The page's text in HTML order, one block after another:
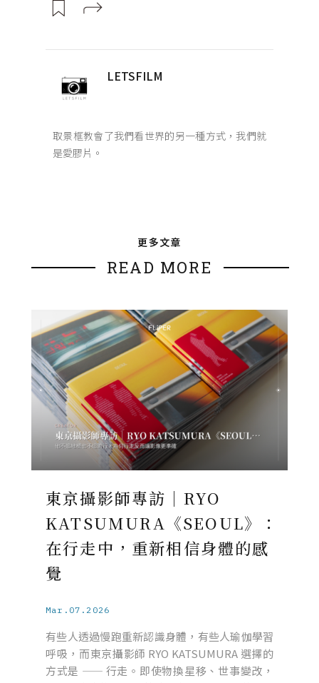
LETSFILM
取景框教會了我們看世界的另一種方式，我們就
是愛膠片。
更多文章
READ MORE
東京攝影師專訪｜RYO
KATSUMURA《SEOUL》：
在行走中，重新相信身體的感
覺
Mar.07.2026
有些人透過慢跑重新認識身體，有些人瑜伽學習
呼吸，而東京攝影師 RYO KATSUMURA 選擇的
方式是 —— 行走。即使物換星移、世事變改，